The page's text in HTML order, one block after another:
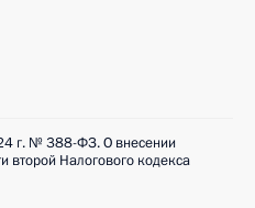
г. № 388-ФЗ. О внесении
второй Налогового кодекса